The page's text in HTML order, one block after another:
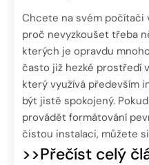
Chcete na svém počítači
proč nevyzkoušet třeba
kterých je opravdu
často již hezké prostředí
který využívá především
být jistě spokojený.
provádět formátování
čistou instalaci, můžete
>>Přečíst celý